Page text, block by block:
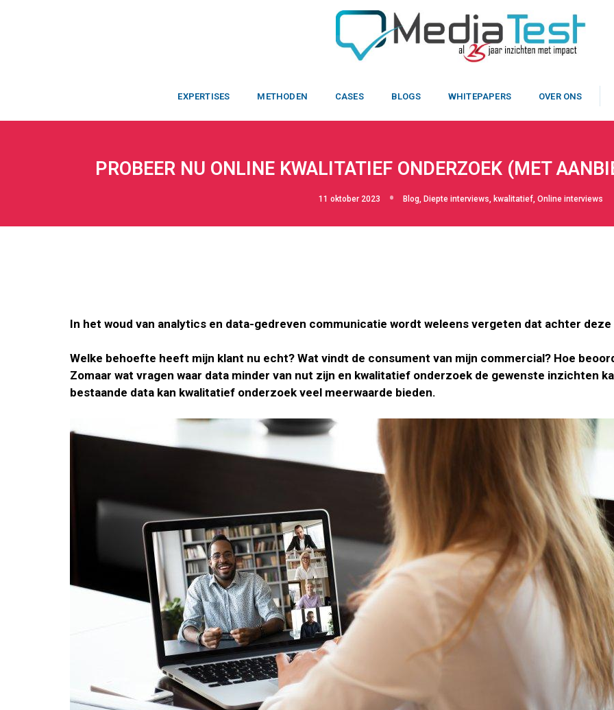
EXPERTISES METHODEN CASES BLOGS WHITEPAPERS OVER ONS
PROBEER NU ONLINE KWALITATIEF ONDERZOEK (MET
11 oktober 2023 Blog, Diepte interviews, kwalitatief, Online interviews
In het woud van analytics en data-gedreven communicatie wordt weleens vergeten dat achter
Welke behoefte heeft mijn klant nu echt? Wat vindt de consument van mijn commercial? Hoe
Zomaar wat vragen waar data minder van nut zijn en kwalitatief onderzoek de gewenste inzichten
bestaande data kan kwalitatief onderzoek veel meerwaarde bieden.